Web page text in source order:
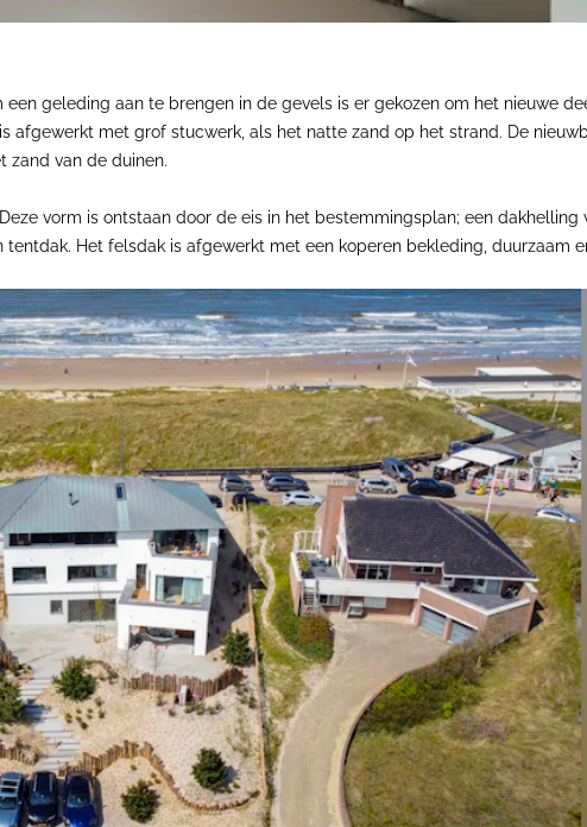
geleding aan te brengen in de gevels is er gekozen om het nieuwe
afgewerkt met grof stucwerk, als het natte zand op het strand. De
zand van de duinen.
vorm is ontstaan door de eis in het bestemmingsplan; een
Het felsdak is afgewerkt met een koperen bekleding, duurzaam